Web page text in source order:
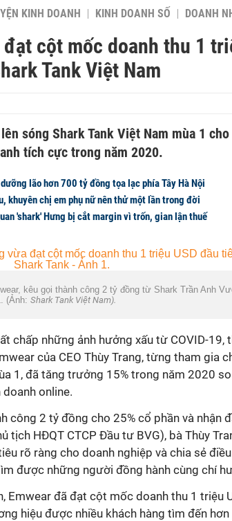
KINH DOANH KINH DOANH SỐ DOANH
cột mốc doanh thu 1
Tank Việt Nam
sóng Shark Tank Việt Nam mùa 1
tích cực trong năm 2020.
lão hơn 700 tỷ đồng tọa lạc phía Tây Hà Nội
khuyên chị em phụ nữ nên thử một lần trong đời
'shark' Hưng bị cắt margin vì trốn, gian lận thuế
kêu gọi thành công 2 tỷ đồng từ Shark Trần Anh
(Ảnh: Shark Tank Việt Nam).
chấp những ảnh hưởng xấu từ COVID-19,
của CEO Thùy Trang, từng tham gia
1, đã tăng trưởng 15% trong năm 2020
online.
công 2 tỷ đồng cho 25% cổ phần và nhận
tịch HĐQT CTCP Đầu tư BVG), bà Thùy
rõ ràng cho doanh nghiệp và chia sẻ
được những người đồng hành cùng chí
Emwear đã đạt cột mốc doanh thu 1 triệu
hiệu được nhiều khách hàng tìm đến hơn